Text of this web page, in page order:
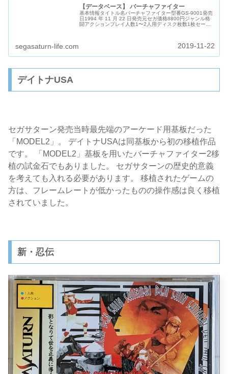
【データベース】 バーチャファイター
基本情報タイトル名バーチャファイター型番GS-9001発売
日1994 年 11 月 22 日発売元セガ価格8800円ジャンル格
闘アクションプレイ人数1〜2人用ディスク枚数1枚セーブ
segasaturn-life.com 2019-11-22
デイトナUSA
セガサターン発売当時最先端のアーケード用基板だった
「MODEL2」。 デイトナUSAは同基板から初の移植作品
です。 「MODEL2」基板を用いたバーチャファイター2移
植の試金石でもありました。 セガサターンの歴史的意義
を考えても入れる必要があります。 移植されたゲームの
方は、フレームレートが低かったものの操作感は良く移植
されていました。
新・忍伝